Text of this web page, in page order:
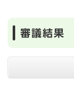
審議結果